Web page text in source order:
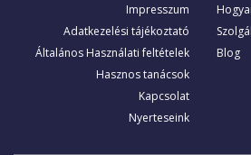
Impresszum
Adatkezelési tájékoztató
Általános Használati feltételek
Hasznos tanácsok
Kapcsolat
Nyerteseink
Blog